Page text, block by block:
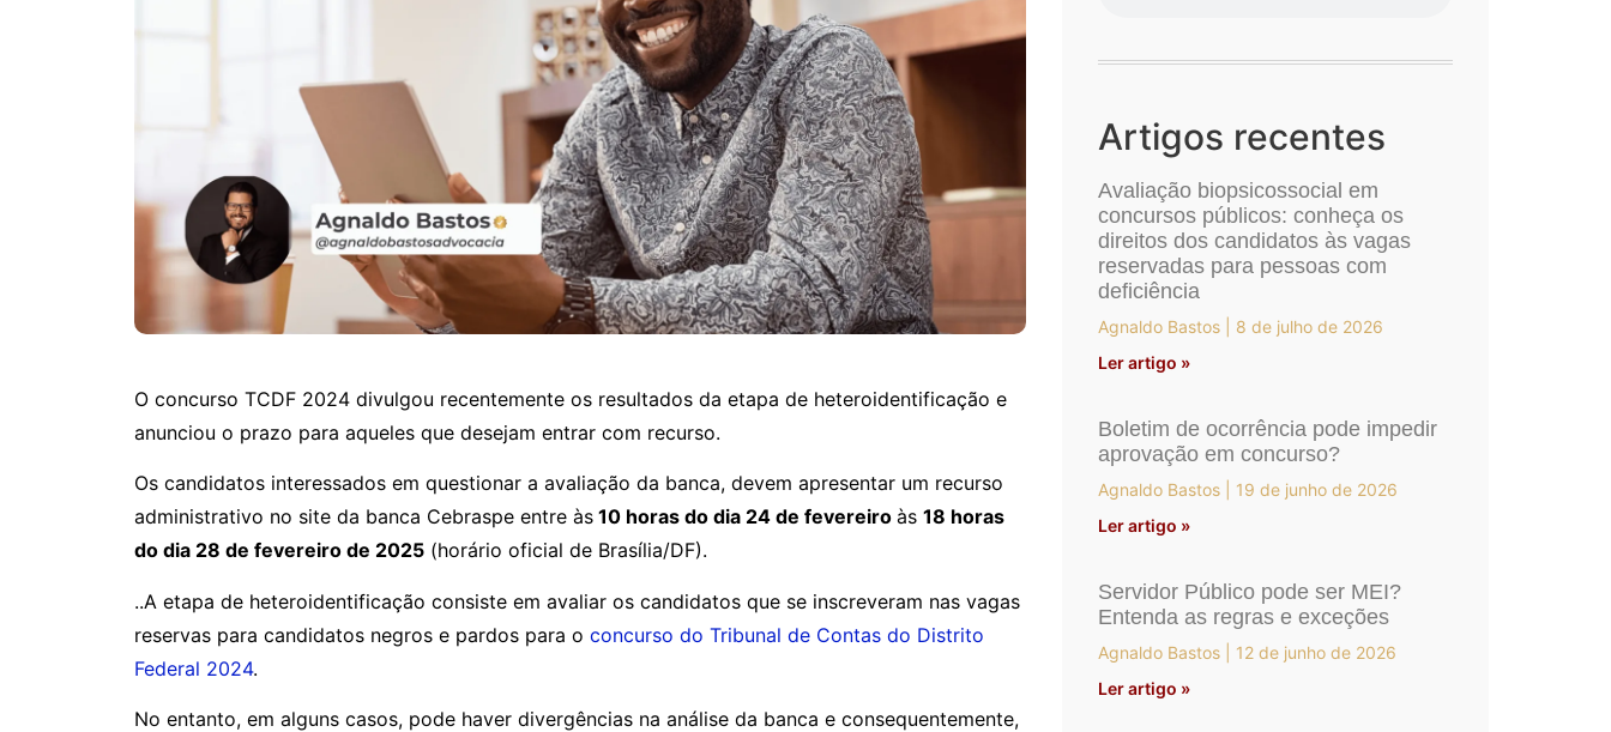
O concurso TCDF 2024 divulgou recentemente os resultados da etapa de heteroidentificação e
anunciou o prazo para aqueles que desejam entrar com recurso.
Os candidatos interessados em questionar a avaliação da banca, devem apresentar um recurso
administrativo no site da banca Cebraspe entre às 10 horas do dia 24 de fevereiro às 18 horas
do dia 28 de fevereiro de 2025 (horário oficial de Brasília/DF).
..A etapa de heteroidentificação consiste em avaliar os candidatos que se inscreveram nas vagas
reservas para candidatos negros e pardos para o concurso do Tribunal de Contas do Distrito
Federal 2024.
No entanto, em alguns casos, pode haver divergências na análise da banca e consequentemente,
Artigos recentes
Avaliação biopsicossocial em
concursos públicos: conheça os
direitos dos candidatos às vagas
reservadas para pessoas com
deficiência
Agnaldo Bastos
8 de julho de 2026
Ler artigo »
Boletim de ocorrência pode impedir
aprovação em concurso?
Agnaldo Bastos
19 de junho de 2026
Ler artigo »
Servidor Público pode ser MEI?
Entenda as regras e exceções
Agnaldo Bastos
12 de junho de 2026
Ler artigo »